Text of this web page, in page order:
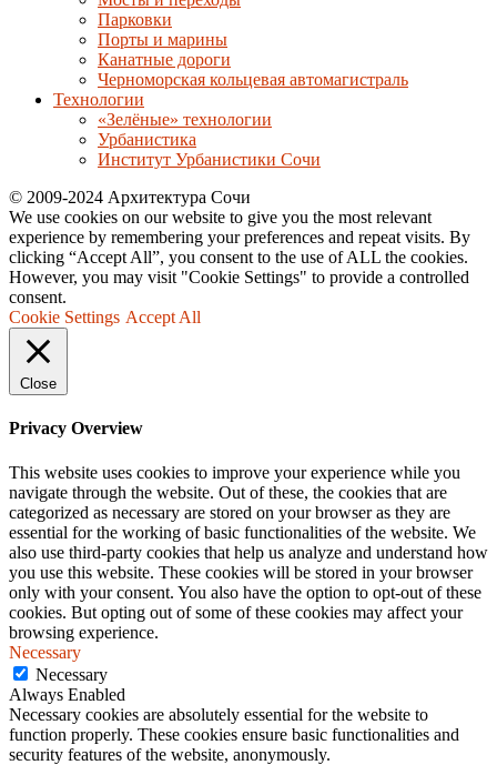
Парковки
Порты и марины
Канатные дороги
Черноморская кольцевая автомагистраль
Технологии
«Зелёные» технологии
Урбанистика
Институт Урбанистики Сочи
© 2009-2024 Архитектура Сочи
We use cookies on our website to give you the most relevant
experience by remembering your preferences and repeat visits. By
clicking “Accept All”, you consent to the use of ALL the cookies.
However, you may visit "Cookie Settings" to provide a controlled
consent.
Cookie Settings Accept All
Close
Privacy Overview
This website uses cookies to improve your experience while you
navigate through the website. Out of these, the cookies that are
categorized as necessary are stored on your browser as they are
essential for the working of basic functionalities of the website. We
also use third-party cookies that help us analyze and understand how
you use this website. These cookies will be stored in your browser
only with your consent. You also have the option to opt-out of these
cookies. But opting out of some of these cookies may affect your
browsing experience.
Necessary
Necessary
Always Enabled
Necessary cookies are absolutely essential for the website to
function properly. These cookies ensure basic functionalities and
security features of the website, anonymously.